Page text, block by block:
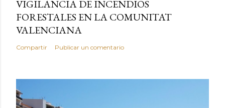
VIGILANCIA DE INCENDIOS
FORESTALES EN LA COMUNITAT
VALENCIANA
Compartir Publicar un comentario